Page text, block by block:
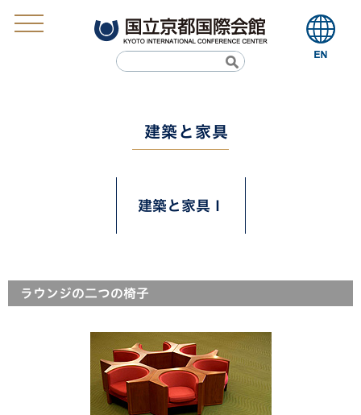
建築と家具
建築と家具Ⅰ
ラウンジの二つの椅子